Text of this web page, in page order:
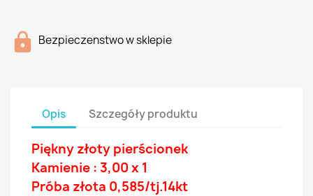
Bezpieczenstwo w sklepie
Opis Szczegóły produktu
Piękny złoty pierścionek
Kamienie : 3,00 x 1
Próba złota 0,585/tj.14kt